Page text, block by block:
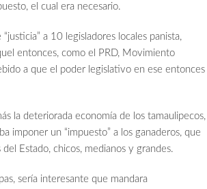
el cual era necesario.
a 10 legisladores locales panista,
entonces, como el PRD, Movimiento
a que el poder legislativo en ese entonces
la deteriorada economía de los tamaulipecos,
imponer un “impuesto” a los ganaderos, que
Estado, chicos, medianos y grandes.
sería interesante que mandara